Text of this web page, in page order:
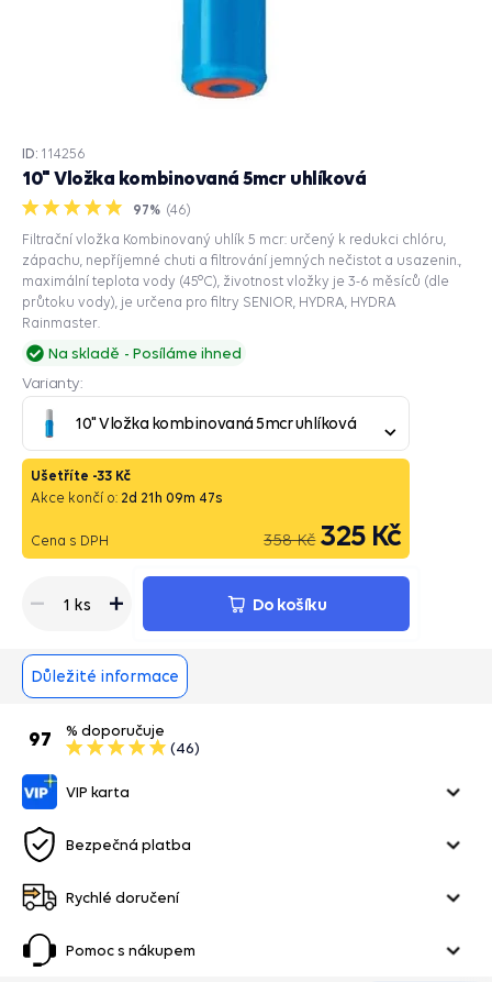
10" Vložka kombinovaná 5mcr uhlíková
97% (46)
ID: 114256
Filtrační vložka Kombinovaný uhlík 5 mcr: určený k redukci chlóru,
zápachu, nepříjemné chuti a filtrování jemných nečistot a usazenin.,
maximální teplota vody (45°C), životnost vložky je 3-6 měsíců (dle
průtoku vody), je určena pro filtry SENIOR, HYDRA, HYDRA
Rainmaster.
Na skladě
Posíláme ihned
Varianty:
10" Vložka kombinovaná 5mcr uhlíková
Ušetříte -33 Kč
Akce končí o: 2d 21 h 09m 47s
Cena s DPH 358 Kč 325 Kč
1 ks Do košíku
Důležité informace
% doporučuje
(46)
97
VIP karta
Bezpečná platba
Rychlé doručení
Pomoc s nákupem